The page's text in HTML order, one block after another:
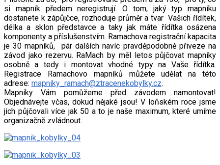
si mapník předem neregistrují. O tom, jaký typ mapníku
dostanete k zápůjčce, rozhoduje průměr a tvar Vašich řídítek,
délka a sklon představce a taky jak máte řídítka osázena
komponenty a příslušenstvím. Ramachova registrační kapacita
je 30 mapníků, pár dalších navíc pravděpodobně přiveze na
závod jako rezervu. RaMach by měl letos půjčovat mapníky
osobně a tedy i montovat vhodné typy na Vaše řídítka.
Registrace Ramachovo mapníků můžete udělat na této
adrese: mapniky_ramach@ztracenekobylky.cz.
Mapníky Vám pomůžeme před závodem namontovat!
Objednávejte včas, dokud nějaké jsou! V loňském roce jsme
jich půjčovali více jak 50 a to je naše maximum, které umíme
organizačně zvládnout.